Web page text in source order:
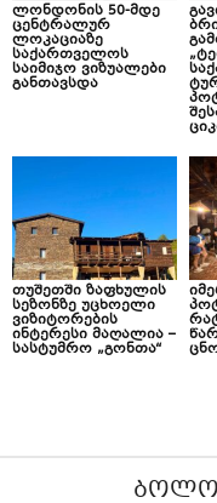
ლონდონის 50-მდე
ცენტრალურ
ლოკაციაზე
საქართველოს
საიმიჯო ვიზუალები
განთავსდა
თუშეთში ზაფხულის
სეზონზე უცხოელი
ვიზიტორების
ინტერესი მაღალია –
სასტუმრო „გონთა“